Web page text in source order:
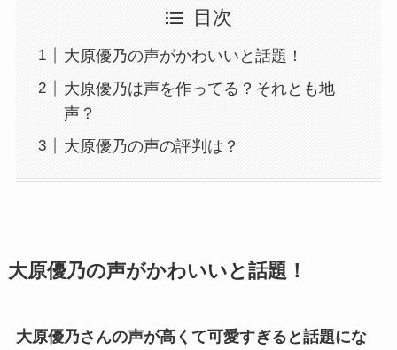
目次
大原優乃の声がかわいいと話題！
大原優乃は声を作ってる？それとも地
声？
大原優乃の声の評判は？
大原優乃の声がかわいいと話題！
大原優乃さんの声が高くて可愛すぎると話題にな